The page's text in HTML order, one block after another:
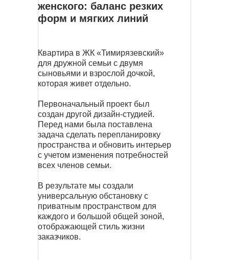
женского: баланс резких
форм и мягких линий
Квартира в ЖК «Тимирязевский»
для дружной семьи с двумя
сыновьями и взрослой дочкой,
которая живет отдельно.
Первоначальный проект был
создан другой дизайн-студией.
Перед нами была поставлена
задача сделать перепланировку
пространства и обновить интерьер
с учетом изменения потребностей
всех членов семьи.
В результате мы создали
универсальную обстановку с
приватным пространством для
каждого и большой общей зоной,
отображающей стиль жизни
заказчиков.